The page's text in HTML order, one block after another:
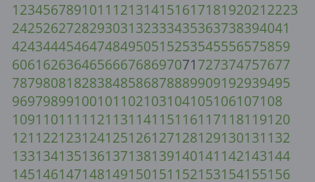
1234567891011 121314151617181920212223
242526272829303132333435363738394041
424344454647484950515253545556575859
606162636465666768697071727374757677
787980818283848586878889909192939495
96979899100101 102103104105106107108
109110111 112113114115116117118119120
121 122123124125126127128129130131 132
133134135136137138139140141 142143144
145146147148149150151 152153154155156